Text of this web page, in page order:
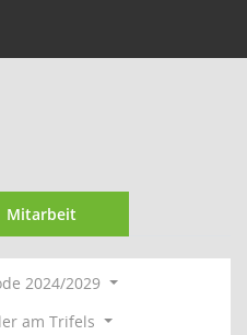
Mitarbeit
2024/2029
am Trifels